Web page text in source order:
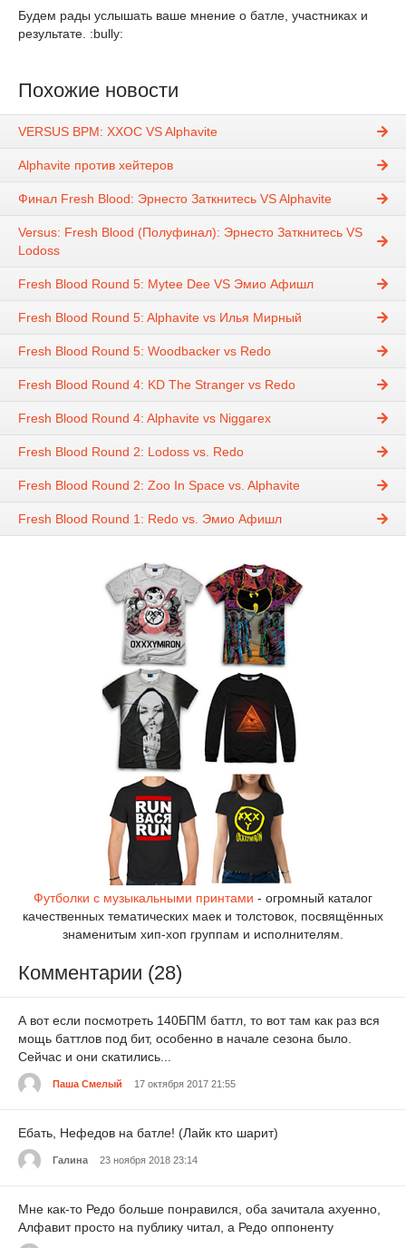
Будем рады услышать ваше мнение о батле, участниках и
результате. :bully:
Похожие новости
VERSUS BPM: ХХОС VS Alphavite
Alphavite против хейтеров
Финал Fresh Blood: Эрнесто Заткнитесь VS Alphavite
Versus: Fresh Blood (Полуфинал): Эрнесто Заткнитесь VS
Lodoss
Fresh Blood Round 5: Mytee Dee VS Эмио Афишл
Fresh Blood Round 5: Alphavite vs Илья Мирный
Fresh Blood Round 5: Woodbacker vs Redo
Fresh Blood Round 4: KD The Stranger vs Redo
Fresh Blood Round 4: Alphavite vs Niggarex
Fresh Blood Round 2: Lodoss vs. Redo
Fresh Blood Round 2: Zoo In Space vs. Alphavite
Fresh Blood Round 1: Redo vs. Эмио Афишл
Футболки с музыкальными принтами - огромный каталог
качественных тематических маек и толстовок, посвящённых
знаменитым хип-хоп группам и исполнителям.
Комментарии (28)
А вот если посмотреть 140БПМ баттл, то вот там как раз вся
мощь баттлов под бит, особенно в начале сезона было.
Сейчас и они скатились...
Паша Смелый 17 октября 2017 21:55
Ебать, Нефедов на батле! (Лайк кто шарит)
Галина 23 ноября 2018 23:14
Мне как-то Редо больше понравился, оба зачитала ахуенно,
Алфавит просто на публику читал, а Редо оппоненту